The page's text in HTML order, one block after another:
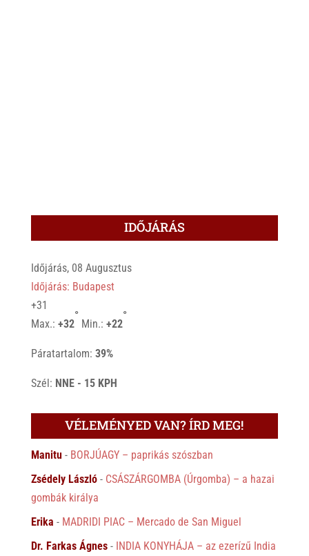
IDŐJÁRÁS
Időjárás, 08 Augusztus
Időjárás: Budapest
+31
Max.: +32
°
Min.: +22
°
Páratartalom: 39%
Szél: NNE - 15 KPH
VÉLEMÉNYED VAN? ÍRD MEG!
Manitu- BORJÚAGY – paprikás szószban
Zsédely László- CSÁSZÁRGOMBA (Úrgomba) – a hazai
gombák királya
Erika - MADRIDI PIAC – Mercado de San Miguel
Dr. Farkas Ágnes- INDIA KONYHÁJA – az ezerízű India